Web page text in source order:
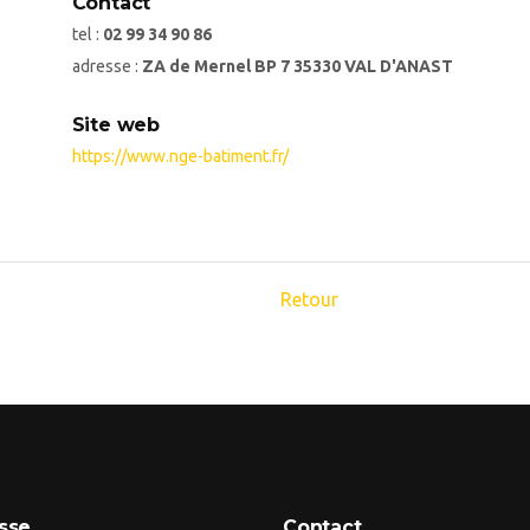
tel : 02 99 34 90 86
adresse : ZA de Mernel BP 7 35330 VAL D'ANAST
Site web
https://www.nge-batiment.fr/
Retour